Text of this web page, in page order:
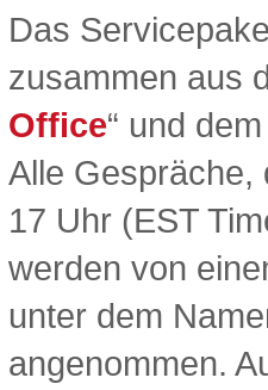
Das
zusammen aus
Office“ und
Alle Gespräche,
17 Uhr (EST
werden von
unter dem
angenommen.